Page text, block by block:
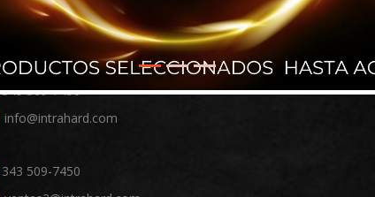
+1 786 698 9101
ventas1@intrahard.com
343 509-7450
info@intrahard.com
343 509-7450